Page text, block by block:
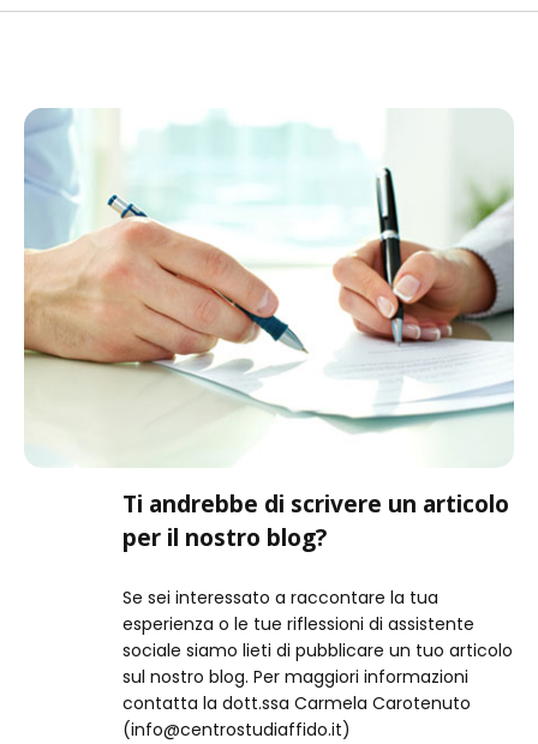
Ti andrebbe di scrivere un articolo
per il nostro blog?
Se sei interessato a raccontare la tua
esperienza o le tue riflessioni di assistente
sociale siamo lieti di pubblicare un tuo articolo
sul nostro blog. Per maggiori informazioni
contatta la dott.ssa Carmela Carotenuto
(info@centrostudiaffido.it)